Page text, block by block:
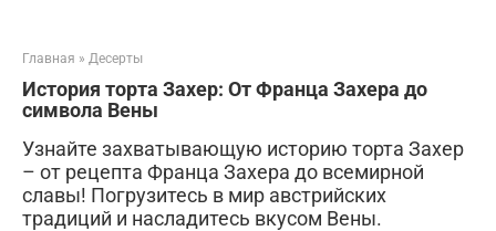
Главная » Десерты
История торта Захер: От Франца Захера до
символа Вены
Узнайте захватывающую историю торта Захер
– от рецепта Франца Захера до всемирной
славы! Погрузитесь в мир австрийских
традиций и насладитесь вкусом Вены.